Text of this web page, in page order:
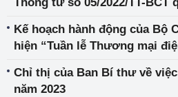
Kế hoạch hành động của Bộ
hiện “Tuần lễ Thương mại
Chỉ thị của Ban Bí thư về
năm 2023